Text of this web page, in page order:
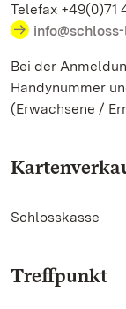
Telefax +49(0)71
Bei der
Handynummer
(Erwachsene /
Schlosskasse
Treffpunkt